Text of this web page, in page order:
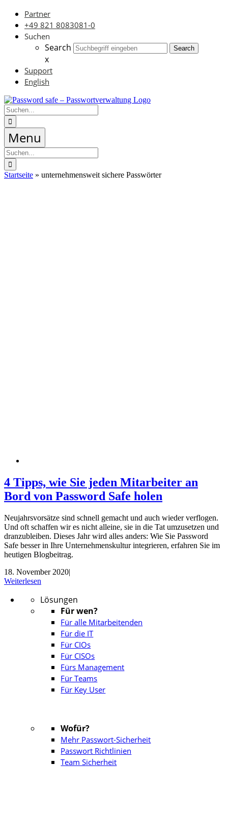
Zum
springen
Partner
+49 821 8083081-0
Suchen
Search Search
x
Support
English
Suche
nach:
Menu
Suche
nach:
Startseite » unternehmensweit sichere Passwörter
4 Tipps, wie Sie jeden Mitarbeiter an
Bord von Password Safe holen
Neujahrsvorsätze sind schnell gemacht und auch wieder verflogen.
Und oft schaffen wir es nicht alleine, sie in die Tat umzusetzen und
dranzubleiben. Dieses Jahr wird alles anders: Wie Sie Password
Safe besser in Ihre Unternehmenskultur integrieren, erfahren Sie im
heutigen Blogbeitrag.
18. November 2020|
Weiterlesen
Lösungen
Für wen?
Für alle Mitarbeitenden
Für die IT
Für CIOs
Für CISOs
Fürs Management
Für Teams
Für Key User
Wofür?
Mehr Passwort-Sicherheit
Passwort Richtlinien
Team Sicherheit